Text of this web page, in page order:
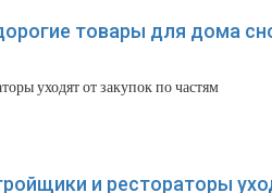
товары для дома
и рестораторы